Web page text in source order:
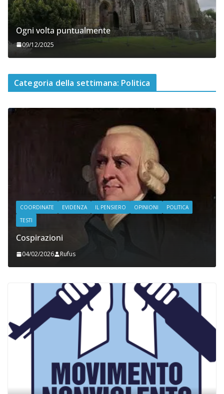
Ogni volta puntualmente
09/12/2025
Categoria della settimana: Politica
COORDINATE EVIDENZA IL PENSIERO OPINIONI
POLITICA
TESTI
Cospirazioni
04/02/2026 Rufus